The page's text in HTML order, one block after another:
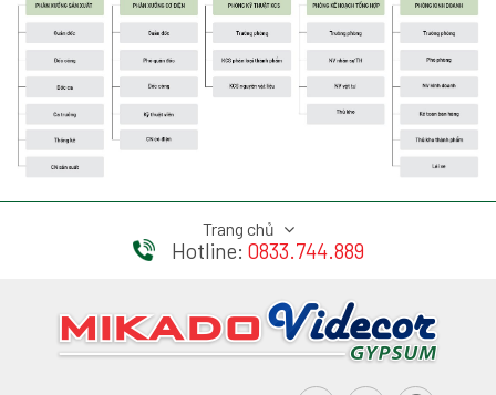
Trang chủ
Hotline: 0833.744.889